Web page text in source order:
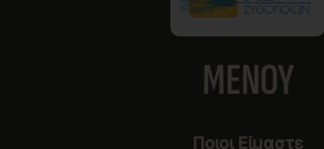
MENOY
Ποιοι Είμαστε